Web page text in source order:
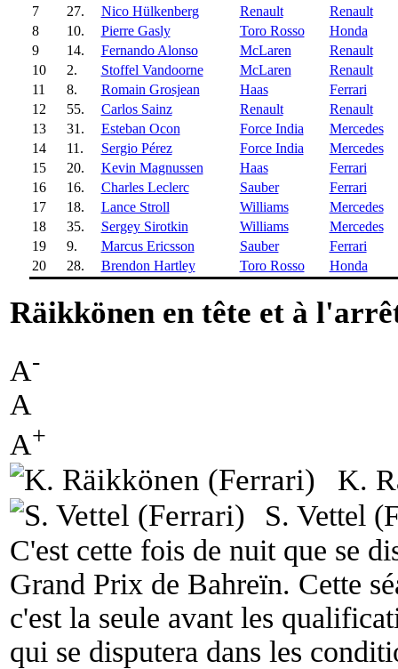
7
27. Nico Hülkenberg Renault
Renault
8
10. Pierre Gasly Toro Rosso
Honda
9
14. Fernando Alonso McLaren
Renault
10
2. Stoffel Vandoorne McLaren
Renault
11
8. Romain Grosjean Haas
Ferrari
12
55. Carlos Sainz Renault
Renault
13
31. Esteban Ocon Force India
Mercedes
14
11. Sergio Pérez Force India
Mercedes
15
20. Kevin Magnussen Haas
Ferrari
16
16. Charles Leclerc Sauber
Ferrari
17
18. Lance Stroll Williams
Mercedes
18
35. Sergey Sirotkin Williams
Mercedes
19
9. Marcus Ericsson Sauber
Ferrari
20
28. Brendon Hartley Toro Rosso Honda
Räikkönen en tête et à
A-
A
A+
K.
S. Vettel
C'est cette fois de nuit que se
Grand Prix de Bahreïn. Cette
c'est la seule avant les
qui se disputera dans les